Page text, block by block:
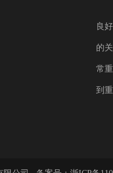
良
的
常
到